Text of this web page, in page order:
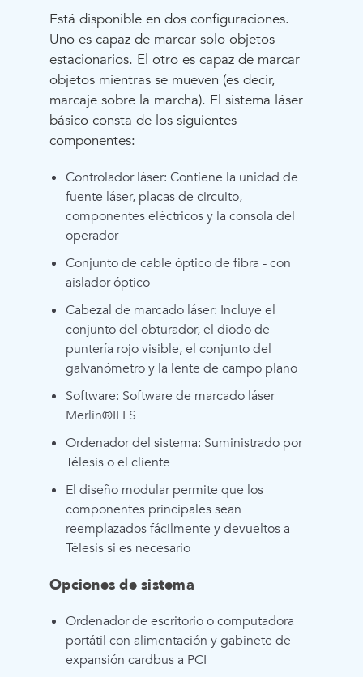
Está disponible en dos configuraciones.
Uno es capaz de marcar solo objetos
estacionarios. El otro es capaz de marcar
objetos mientras se mueven (es decir,
marcaje sobre la marcha). El sistema láser
básico consta de los siguientes
componentes:
Controlador láser: Contiene la unidad de
fuente láser, placas de circuito,
componentes eléctricos y la consola del
operador
Conjunto de cable óptico de fibra - con
aislador óptico
Cabezal de marcado láser: Incluye el
conjunto del obturador, el diodo de
puntería rojo visible, el conjunto del
galvanómetro y la lente de campo plano
Software: Software de marcado láser
Merlin®II LS
Ordenador del sistema: Suministrado por
Télesis o el cliente
El diseño modular permite que los
componentes principales sean
reemplazados fácilmente y devueltos a
Télesis si es necesario
Opciones de sistema
Ordenador de escritorio o computadora
portátil con alimentación y gabinete de
expansión cardbus a PCI